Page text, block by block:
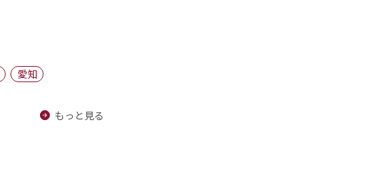
愛知
もっと見る